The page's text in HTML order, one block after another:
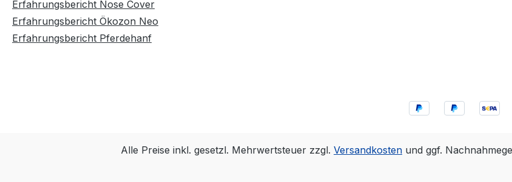
Erfahrungsbericht Nose Cover
Erfahrungsbericht Ökozon Neo
Erfahrungsbericht Pferdehanf
Alle Preise inkl. gesetzl. Mehrwertsteuer zzgl. Versandkosten und ggf.